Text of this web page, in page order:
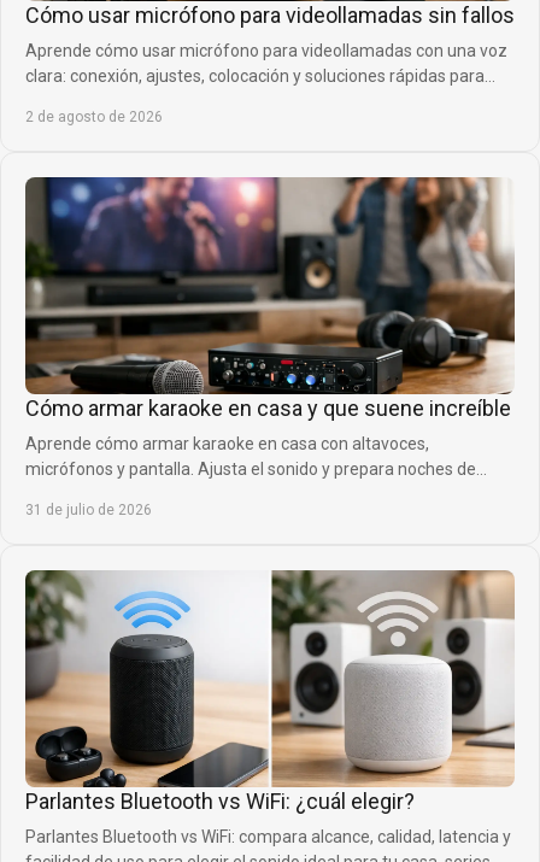
Cómo usar micrófono para videollamadas sin fallos
Aprende cómo usar micrófono para videollamadas con una voz
clara: conexión, ajustes, colocación y soluciones rápidas para
2 de agosto de 2026
Cómo armar karaoke en casa y que suene increíble
Aprende cómo armar karaoke en casa con altavoces,
micrófonos y pantalla. Ajusta el sonido y prepara noches de
31 de julio de 2026
Parlantes Bluetooth vs WiFi: ¿cuál elegir?
Parlantes Bluetooth vs WiFi: compara alcance, calidad, latencia y